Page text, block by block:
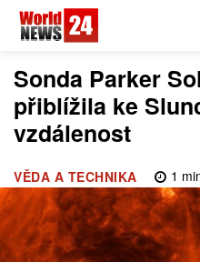
Sonda Parker
přiblížila ke
vzdálenost
VĚDA A TECHNIKA 1